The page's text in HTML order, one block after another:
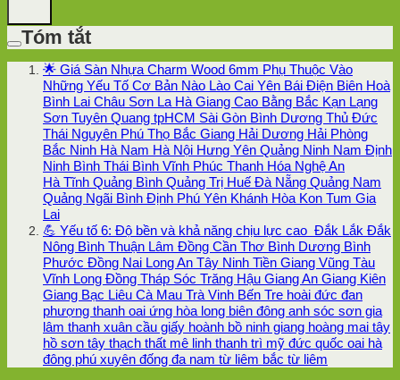
Tóm tắt
🌟 Giá Sàn Nhựa Charm Wood 6mm Phụ Thuộc Vào
Những Yếu Tố Cơ Bản Nào Lào Cai Yên Bái Điện Biên Hoà
Bình Lai Châu Sơn La Hà Giang Cao Bằng Bắc Kạn Lạng
Sơn Tuyên Quang tpHCM Sài Gòn Bình Dương Thủ Đức
Thái Nguyên Phú Thọ Bắc Giang Hải Dương Hải Phòng
Bắc Ninh Hà Nam Hà Nội Hưng Yên Quảng Ninh Nam Định
Ninh Bình Thái Bình Vĩnh Phúc Thanh Hóa Nghệ An
Hà Tĩnh Quảng Bình Quảng Trị Huế Đà Nẵng Quảng Nam
Quảng Ngãi Bình Định Phú Yên Khánh Hòa Kon Tum Gia
Lai
💪 Yếu tố 6: Độ bền và khả năng chịu lực cao Đắk Lắk Đắk
Nông Bình Thuận Lâm Đồng Cần Thơ Bình Dương Bình
Phước Đồng Nai Long An Tây Ninh Tiền Giang Vũng Tàu
Vĩnh Long Đồng Tháp Sóc Trăng Hậu Giang An Giang Kiên
Giang Bạc Liêu Cà Mau Trà Vinh Bến Tre hoài đức đan
phượng thanh oai ứng hòa long biên đông anh sóc sơn gia
lâm thanh xuân cầu giấy hoành bồ ninh giang hoàng mai tây
hồ sơn tây thạch thất mê linh thanh trì mỹ đức quốc oai hà
đông phú xuyên đống đa nam từ liêm bắc từ liêm